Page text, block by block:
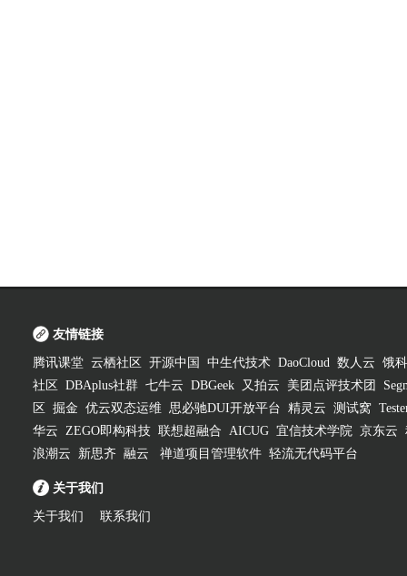
友情链接
腾讯课堂 云栖社区 开源中国 中生代技术 DaoCloud 数人云 饿
社区
DBAplus社群 七牛云 DBGeek 又拍云 美团点评技术团
区
掘金 优云双态运维 思必驰DUI开放平台 精灵云 测试窝
华云 ZEGO即构科技 联想超融合 AICUG 宜信技术学院 京东云
浪潮云
新思齐 融云 禅道项目管理软件 轻流无代码平台
关于我们
关于我们 联系我们